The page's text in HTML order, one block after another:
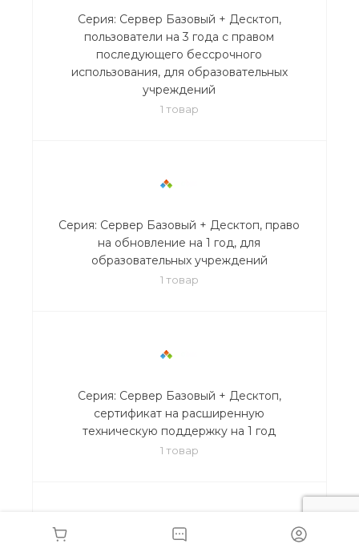
Серия: Сервер Базовый + Десктоп,
пользователи на 3 года с правом
последующего бессрочного
использования, для образовательных
учреждений
1 товар
Серия: Сервер Базовый + Десктоп, право
на обновление на 1 год, для
образовательных учреждений
1 товар
Серия: Сервер Базовый + Десктоп,
сертификат на расширенную
техническую поддержку на 1 год
1 товар